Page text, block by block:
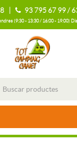
| 93 795 67 99 /
(9:30 - 13:30 / 16:00 - 19:00)